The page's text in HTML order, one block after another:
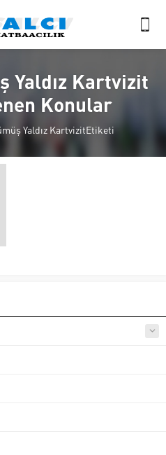
Yaldız Kartvizit
Konular
Yaldız KartvizitEtiketi